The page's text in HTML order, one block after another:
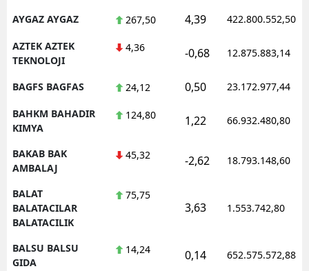
AYGAZ AYGAZ 267,50 4,39 422.800.552,50
AZTEK AZTEK
TEKNOLOJI
4,36 -0,68 12.875.883,14
BAGFS BAGFAS 24,12 0,50 23.172.977,44
BAHKM BAHADIR
KIMYA
124,80 1,22 66.932.480,80
BAKAB BAK
AMBALAJ
45,32 -2,62 18.793.148,60
BALAT
BALATACILAR
BALATACILIK
75,75
3,63 1.553.742,80
BALSU BALSU
GIDA
14,24 0,14 652.575.572,88